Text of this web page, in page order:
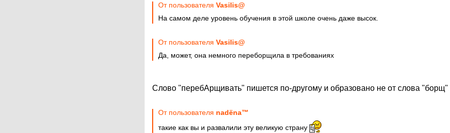
От пользователя Vasilis@
На самом деле уровень обучения в этой школе очень даже высок.
От пользователя Vasilis@
Да, может, она немного переборщила в требованиях
Слово "перебАрщивать" пишется по-другому и образовано не от слова "борщ"
От пользователя nadёna™
такие как вы и развалили эту великую страну